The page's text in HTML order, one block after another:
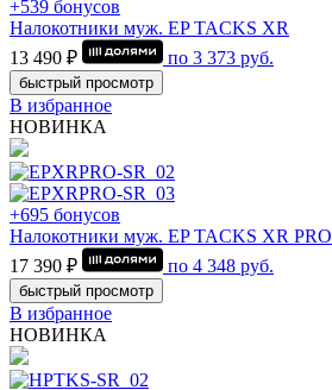
+539 бонусов
Налокотники муж. EP TACKS XR
13 490 ₽
по 3 373 руб.
быстрый просмотр
В избранное
НОВИНКА
+695 бонусов
Налокотники муж. EP TACKS XR PRO
17 390 ₽
по 4 348 руб.
быстрый просмотр
В избранное
НОВИНКА